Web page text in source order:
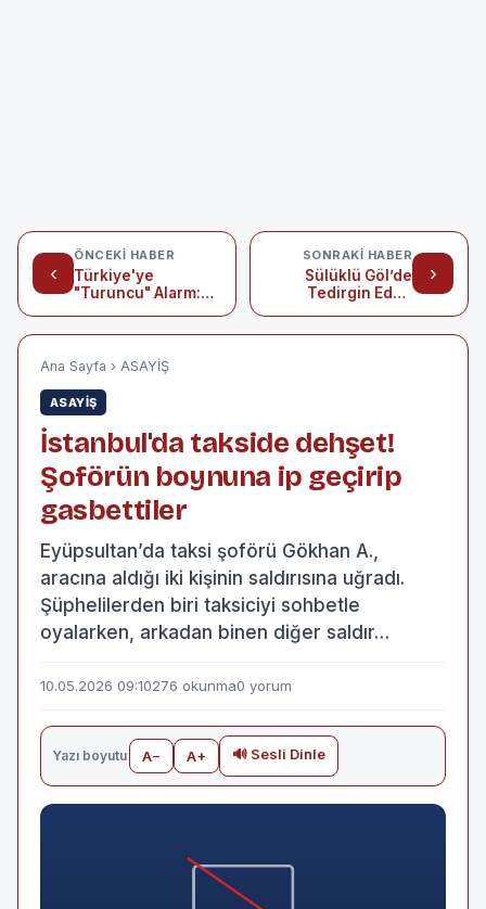
‹
ÖNCEKI HABER
Türkiye'ye
"Turuncu" Alarm:
›
SONRAKI HABER
Sülüklü Göl’de
Tedirgin Eden
Ana Sayfa › ASAYİŞ
ASAYİŞ
İstanbul'da takside dehşet!
Şoförün boynuna ip geçirip
gasbettiler
Eyüpsultan’da taksi şoförü Gökhan A.,
aracına aldığı iki kişinin saldırısına uğradı.
Şüphelilerden biri taksiciyi sohbetle
oyalarken, arkadan binen diğer saldır…
10.05.2026 09:10276 okunma0 yorum
Yazı boyutu A− A+ 🔊 Sesli Dinle